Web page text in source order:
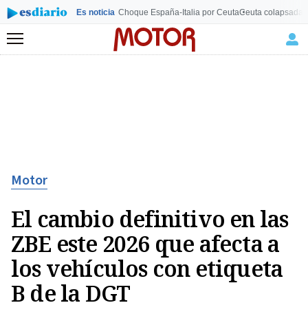
Es noticia Choque España-Italia por CeutaCeuta colapsada
Menú
Motor
El cambio definitivo en las
ZBE este 2026 que afecta a
los vehículos con etiqueta
B de la DGT